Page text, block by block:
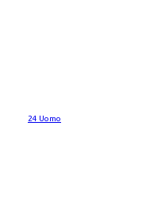
24 Uomo